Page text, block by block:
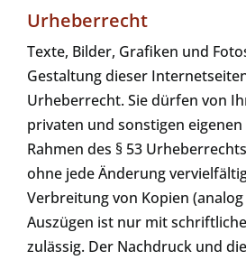
Urheberrecht
Texte, Bilder, Grafiken und
Gestaltung dieser
Urheberrecht. Sie dürfen von
privaten und sonstigen
Rahmen des § 53
ohne jede Änderung
Verbreitung von Kopien
Auszügen ist nur mit
zulässig. Der Nachdruck und